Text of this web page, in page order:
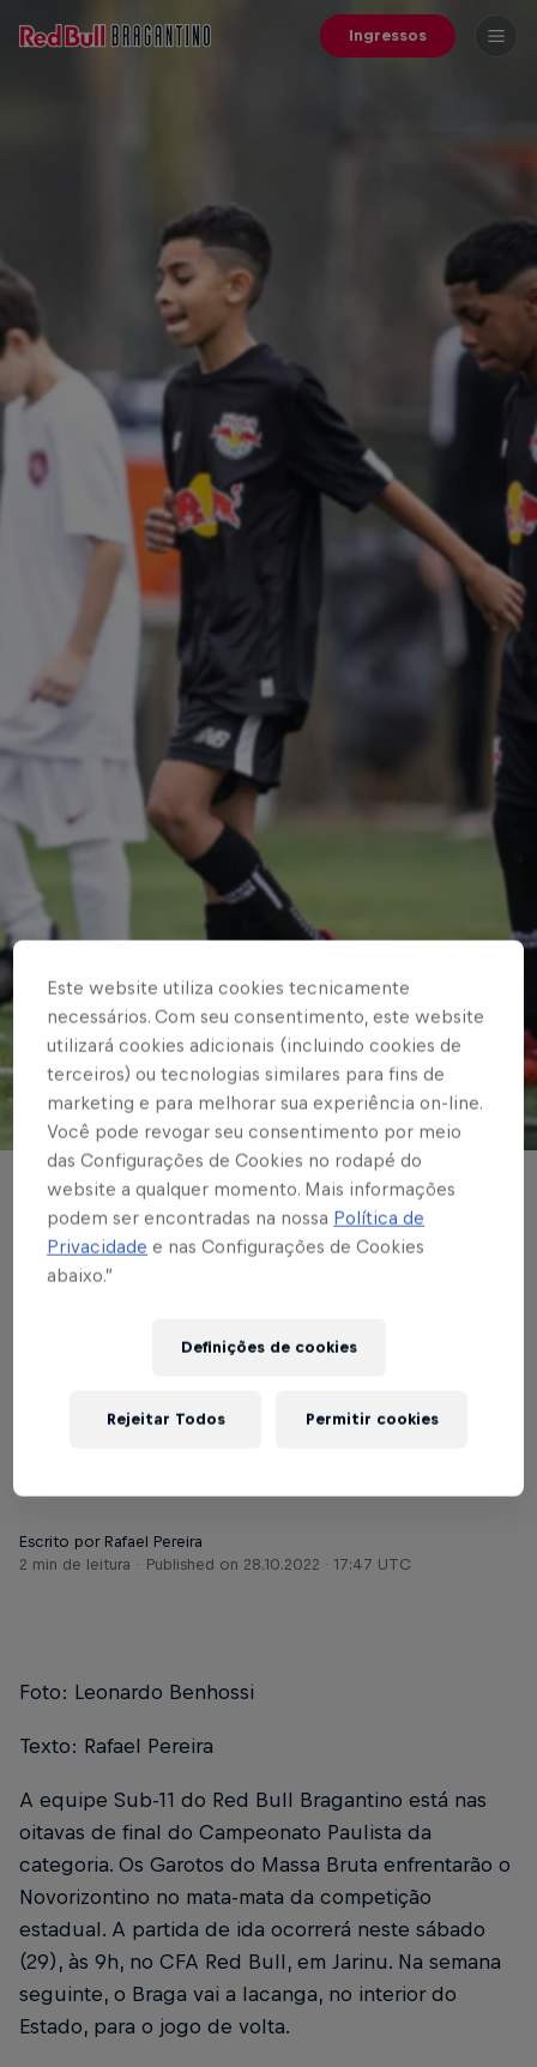
Ingressos
© Red Bull Bragantino
BASE MASCULINA
Garotos do Massa
Novorizontino pela ida
das oitavas do
Escrito por Rafael Pereira
2 min de leitura
Published on 28.10.2022 · 17:47 UTC
Foto: Leonardo Benhossi
Texto: Rafael Pereira
A equipe Sub-11 do Red Bull Bragantino está nas
oitavas de final do Campeonato Paulista da
categoria. Os Garotos do Massa Bruta enfrentarão o
Novorizontino no mata-mata da competição
estadual. A partida de ida ocorrerá neste sábado
(29), às 9h, no CFA Red Bull, em Jarinu. Na semana
seguinte, o Braga vai a Iacanga, no interior do
Estado, para o jogo de volta.
Este website utiliza cookies tecnicamente
necessários. Com seu consentimento, este website
utilizará cookies adicionais (incluindo cookies de
terceiros) ou tecnologias similares para fins de
marketing e para melhorar sua experiência on-line.
Você pode revogar seu consentimento por meio
das Configurações de Cookies no rodapé do
website a qualquer momento. Mais informações
podem ser encontradas na nossa Política de
Privacidade e nas Configurações de Cookies
abaixo.”
Definições de cookies
Rejeitar Todos Permitir cookies